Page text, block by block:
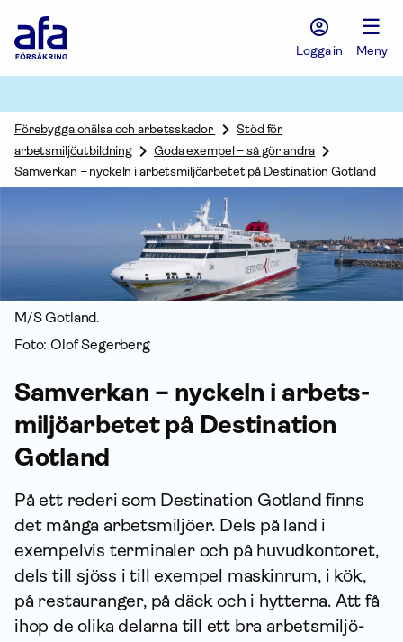
Försäkring
Logga in
☰
Meny
Förebygga ohälsa och arbetsskador
Stöd för
arbetsmiljöutbildning
Goda exempel – så gör andra
Samverkan – nyckeln i arbetsmiljöarbetet på Destination Gotland
M/S Gotland.
Foto: Olof Segerberg
Samverkan – nyckeln i arbets­
miljö­arbetet på Destination
Gotland
På ett rederi som Destination Gotland finns
det många arbetsmiljöer. Dels på land i
exempelvis terminaler och på huvudkontoret,
dels till sjöss i till exempel maskinrum, i kök,
på restauranger, på däck och i hytterna. Att få
ihop de olika delarna till ett bra arbets­miljö­